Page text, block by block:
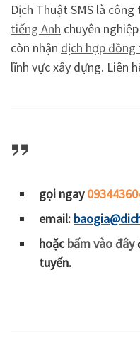
Dịch Thuật SMS là
tiếng Anh chuyên
còn nhận dịch hợp
lĩnh vực xây dựng. Liên
gọi ngay
email:
hoặcbấm vào đây
tuyến.